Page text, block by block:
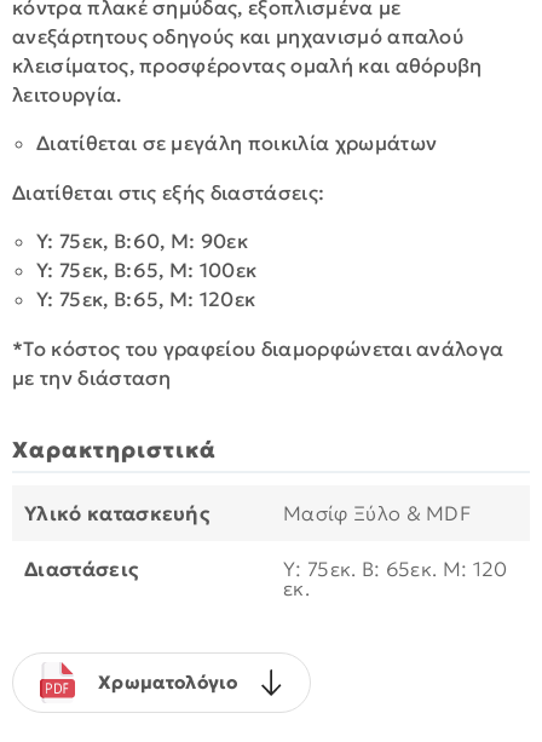
κόντρα πλακέ σημύδας, εξοπλισμένα με
ανεξάρτητους οδηγούς και μηχανισμό απαλού
κλεισίματος, προσφέροντας ομαλή και αθόρυβη
λειτουργία.
Διατίθεται σε μεγάλη ποικιλία χρωμάτων
Διατίθεται στις εξής διαστάσεις:
Y: 75εκ, Β:60, Μ: 90εκ
Y: 75εκ, Β:65, Μ: 100εκ
Y: 75εκ, Β:65, Μ: 120εκ
*To κόστος του γραφείου διαμορφώνεται ανάλογα
με την διάσταση
Χαρακτηριστικά
Υλικό κατασκευής Μασίφ Ξύλο & MDF
Διαστάσεις Υ: 75εκ. B: 65εκ. Μ: 120
εκ.
Χρωματολόγιο